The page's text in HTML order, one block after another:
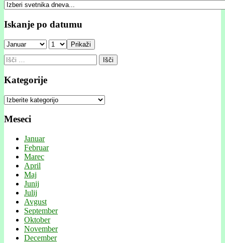
Iskanje po datumu
Prikaži
Išči:
Kategorije
Kategorije
Meseci
Januar
Februar
Marec
April
Maj
Junij
Julij
Avgust
September
Oktober
November
December